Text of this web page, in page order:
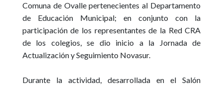
Comuna de Ovalle pertenecientes al Departamento
de Educación Municipal; en conjunto con la
participación de los representantes de la Red CRA
de los colegios, se dio inicio a la Jornada de
Actualización y Seguimiento Novasur.
Durante la actividad, desarrollada en el Salón